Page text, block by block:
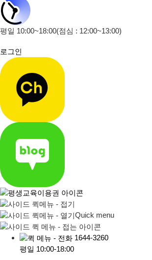
평일 10:00~18:00(점심 : 12:00~13:00)
로그인
Quick menu
1644-3260
평일 10:00-18:00